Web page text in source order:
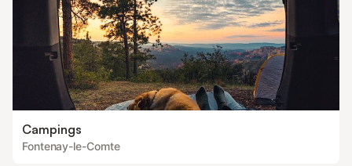
Campings
Fontenay-le-Comte